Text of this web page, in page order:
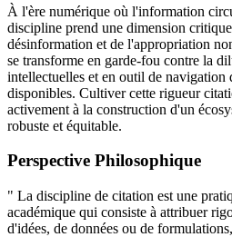
À l'ère numérique où l'information
discipline prend une dimension
désinformation et de l'appropriation
se transforme en garde-fou contre la
intellectuelles et en outil de navigation
disponibles. Cultiver cette rigueur
activement à la construction d'un
robuste et équitable.
Perspective Philosophique
" La discipline de citation est une
académique qui consiste à attribuer
d'idées, de données ou de